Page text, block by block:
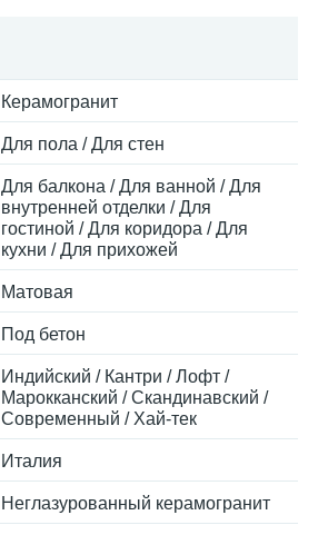
Керамогранит
Для пола / Для стен
Для балкона / Для ванной / Для
внутренней отделки / Для
гостиной / Для коридора / Для
кухни / Для прихожей
Матовая
Под бетон
Индийский / Кантри / Лофт /
Марокканский / Скандинавский /
Современный / Хай-тек
Италия
Неглазурованный керамогранит